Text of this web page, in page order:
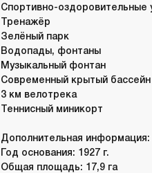
Спортивно-оздоровительные
Тренажёр
Зелёный парк
Водопады, фонтаны
Музыкальный фонтан
Современный крытый бассейн
3 км велотрека
Теннисный миникорт
Дополнительная информация:
Год основания: 1927 г.
Общая площадь: 17,9 га